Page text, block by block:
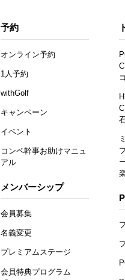
予約
オンライン予約
1人予約
withGolf
キャンペーン
イベント
コンペ幹事お助けマニュ
アル
メンバーシップ
会員募集
名義変更
プレミアムステージ
会員特典プログラム